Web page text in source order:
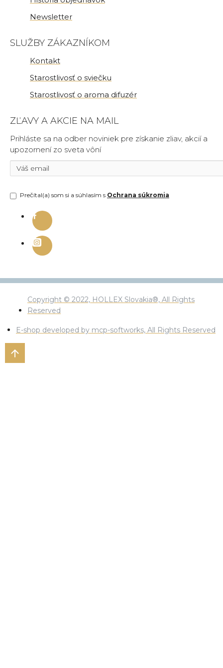
Newsletter
SLUŽBY ZÁKAZNÍKOM
Kontakt
Starostlivosť o sviečku
Starostlivosť o aroma difuzér
ZĽAVY A AKCIE NA MAIL
Prihláste sa na odber noviniek pre získanie zliav, akcií a
upozornení zo sveta vôní
Prečítal(a) som si a súhlasím s Ochrana súkromia
Copyright © 2022, HOLLEX Slovakia®, All Rights
Reserved
E-shop developed by mcp-softworks, All Rights Reserved